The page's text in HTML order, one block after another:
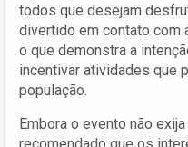
todos que desejam
divertido em contato com
o que demonstra a
incentivar atividades que
população.
Embora o evento não
recomendado que os